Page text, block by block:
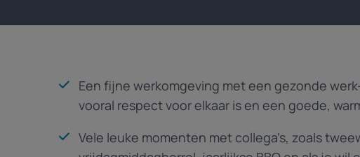
Een fijne werkomgeving met een gezonde
vooral respect voor elkaar is en een goede,
Vele leuke momenten met collega’s, zoals